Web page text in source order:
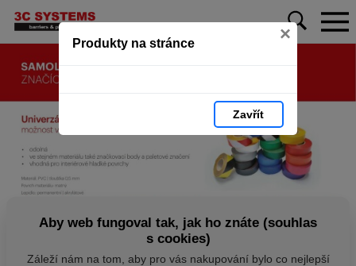
Produkty na stránce ×
Zavřít
Aby web fungoval tak, jak ho znáte (souhlas
s cookies)
Záleží nám na tom, aby pro vás nakupování bylo co nejlepší